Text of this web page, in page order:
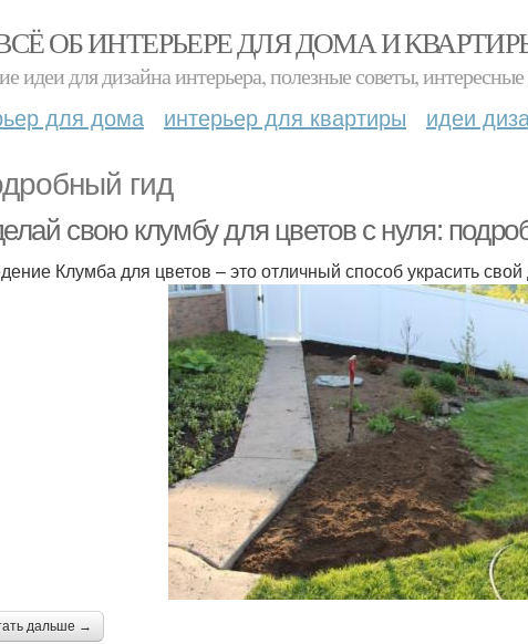
ОБ ИНТЕРЬЕРЕ ДЛЯ ДОМА И
идеи для дизайна интерьера, полезные советы, интересные
для дома интерьер для квартиры идеи
гид
свою клумбу для цветов с нуля:
Клумба для цветов – это отличный способ украсить
дальше →